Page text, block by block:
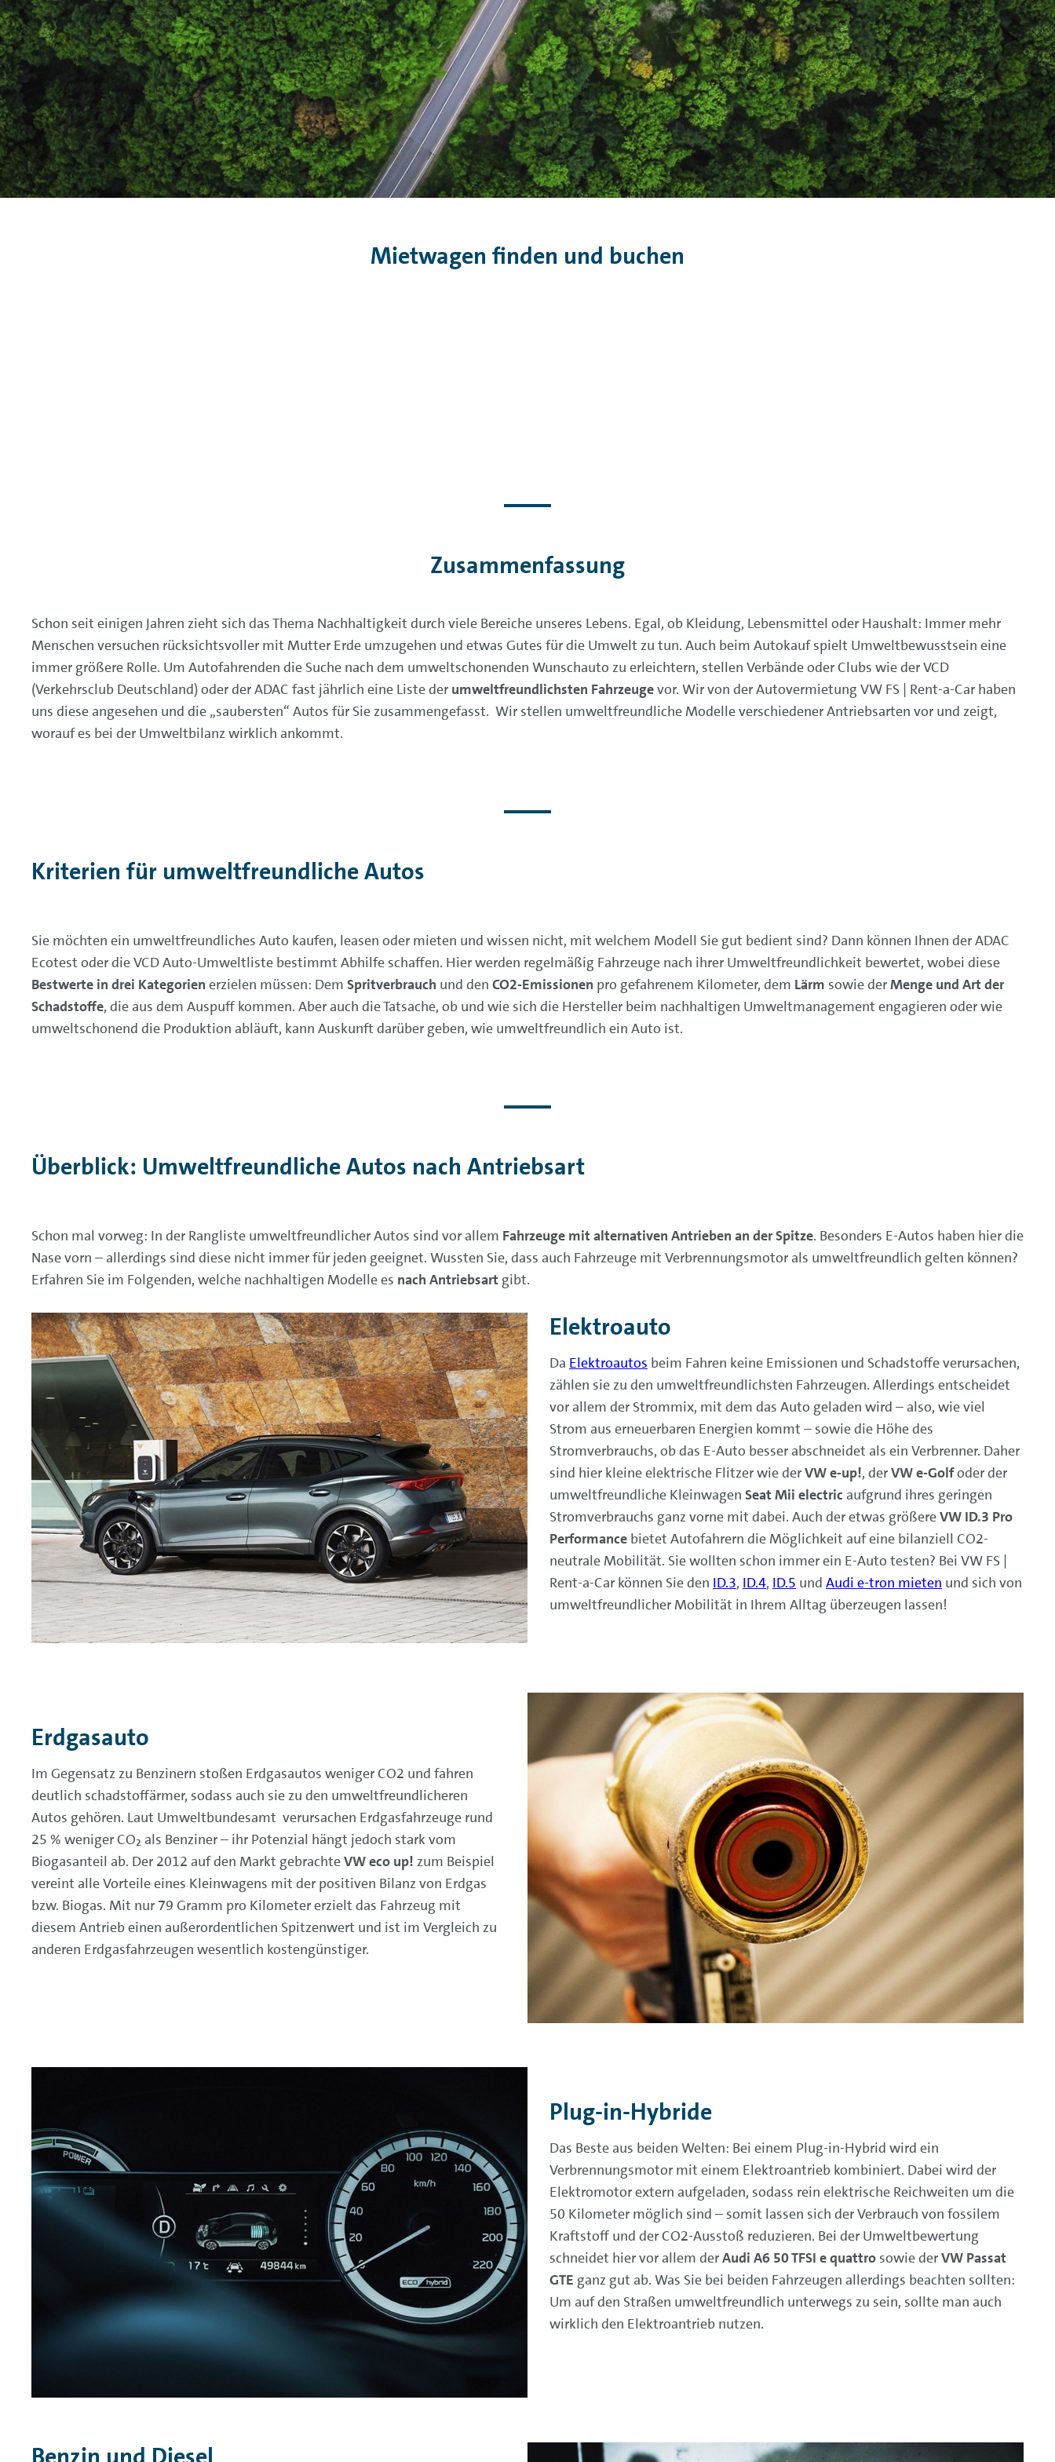
Mietwagen finden und buchen
Zusammenfassung
Schon seit einigen Jahren zieht sich das Thema Nachhaltigkeit durch viele Bereiche unseres Lebens. Egal, ob Kleidung, Lebensmittel oder Haushalt: Immer mehr
Menschen versuchen rücksichtsvoller mit Mutter Erde umzugehen und etwas Gutes für die Umwelt zu tun. Auch beim Autokauf spielt Umweltbewusstsein eine
immer größere Rolle. Um Autofahrenden die Suche nach dem umweltschonenden Wunschauto zu erleichtern, stellen Verbände oder Clubs wie der VCD
(Verkehrsclub Deutschland) oder der ADAC fast jährlich eine Liste der umweltfreundlichsten Fahrzeugevor. Wir von der Autovermietung VW FS | Rent-a-Car haben
uns diese angesehen und die „saubersten“ Autos für Sie zusammengefasst. Wir stellen umweltfreundliche Modelle verschiedener Antriebsarten vor und zeigt,
worauf es bei der Umweltbilanz wirklich ankommt.
Kriterien für umweltfreundliche Autos
Sie möchten ein umweltfreundliches Auto kaufen, leasen oder mieten und wissen nicht, mit welchem Modell Sie gut bedient sind? Dann können Ihnen der ADAC
Ecotest oder die VCD Auto-Umweltliste bestimmt Abhilfe schaffen. Hier werden regelmäßig Fahrzeuge nach ihrer Umweltfreundlichkeit bewertet, wobei diese
Bestwerte in drei Kategorien erzielen müssen: Dem Spritverbrauch und den CO2-Emissionen pro gefahrenem Kilometer, dem Lärm sowie derMenge und Art der
Schadstoffe, die aus dem Auspuff kommen. Aber auch die Tatsache, ob und wie sich die Hersteller beim nachhaltigen Umweltmanagement engagieren oder wie
umweltschonend die Produktion abläuft, kann Auskunft darüber geben, wie umweltfreundlich ein Auto ist.
Überblick: Umweltfreundliche Autos nach Antriebsart
Schon mal vorweg: In der Rangliste umweltfreundlicher Autos sind vor allem Fahrzeuge mit alternativen Antrieben an der Spitze. Besonders E-Autos haben hier die
Nase vorn – allerdings sind diese nicht immer für jeden geeignet. Wussten Sie, dass auch Fahrzeuge mit Verbrennungsmotor als umweltfreundlich gelten können?
Erfahren Sie im Folgenden, welche nachhaltigen Modelle es nach Antriebsart gibt.
Elektroauto
Da Elektroautos beim Fahren keine Emissionen und Schadstoffe verursachen,
zählen sie zu den umweltfreundlichsten Fahrzeugen. Allerdings entscheidet
vor allem der Strommix, mit dem das Auto geladen wird – also, wie viel
Strom aus erneuerbaren Energien kommt – sowie die Höhe des
Stromverbrauchs, ob das E-Auto besser abschneidet als ein Verbrenner. Daher
sind hier kleine elektrische Flitzer wie derVW e-up!, derVW e-Golfoder der
umweltfreundliche Kleinwagen Seat Mii electric aufgrund ihres geringen
Stromverbrauchs ganz vorne mit dabei. Auch der etwas größereVW ID.3 Pro
Performance bietet Autofahrern die Möglichkeit auf eine bilanziell CO2-
neutrale Mobilität. Sie wollten schon immer ein E-Auto testen? Bei VW FS |
Rent-a-Car können Sie den ID.3, ID.4, ID.5 und Audi e-tron mieten und sich von
umweltfreundlicher Mobilität in Ihrem Alltag überzeugen lassen!
Erdgasauto
Im Gegensatz zu Benzinern stoßen Erdgasautos weniger CO2 und fahren
deutlich schadstoffärmer, sodass auch sie zu den umweltfreundlicheren
Autos gehören. Laut Umweltbundesamt verursachen Erdgasfahrzeuge rund
25 % weniger CO₂ als Benziner – ihr Potenzial hängt jedoch stark vom
Biogasanteil ab. Der 2012 auf den Markt gebrachteVW eco up! zum Beispiel
vereint alle Vorteile eines Kleinwagens mit der positiven Bilanz von Erdgas
bzw. Biogas. Mit nur 79 Gramm pro Kilometer erzielt das Fahrzeug mit
diesem Antrieb einen außerordentlichen Spitzenwert und ist im Vergleich zu
anderen Erdgasfahrzeugen wesentlich kostengünstiger.
Plug-in-Hybride
Das Beste aus beiden Welten: Bei einem Plug-in-Hybrid wird ein
Verbrennungsmotor mit einem Elektroantrieb kombiniert. Dabei wird der
Elektromotor extern aufgeladen, sodass rein elektrische Reichweiten um die
50 Kilometer möglich sind – somit lassen sich der Verbrauch von fossilem
Kraftstoff und der CO2-Ausstoß reduzieren. Bei der Umweltbewertung
schneidet hier vor allem derAudi A6 50 TFSI e quattro sowie derVW Passat
GTE ganz gut ab. Was Sie bei beiden Fahrzeugen allerdings beachten sollten:
Um auf den Straßen umweltfreundlich unterwegs zu sein, sollte man auch
wirklich den Elektroantrieb nutzen.